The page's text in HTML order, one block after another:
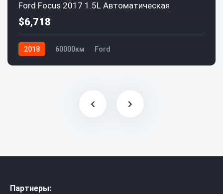
Ford Focus 2017 1.5L Автоматическая
$6,718
2018 60000км Ford
Партнеры: